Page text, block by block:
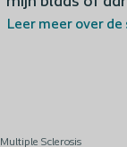
Leer meer over
Sclerosis